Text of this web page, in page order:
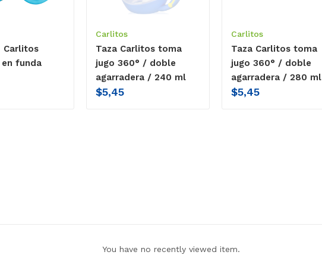
Carlitos
funda
Carlitos
Taza Carlitos toma
jugo 360° / doble
agarradera / 240 ml
$5,45
Carlitos
Taza Carlitos toma
jugo 360° / doble
agarradera / 280 ml
$5,45
You have no recently viewed item.